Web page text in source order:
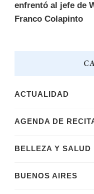
enfrentó al jefe de
Franco Colapinto
ACTUALIDAD
AGENDA DE
BELLEZA Y SALUD
BUENOS AIRES